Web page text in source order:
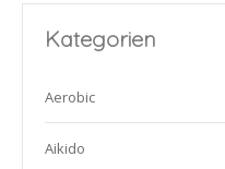
Kategorien
Aerobic
Aikido